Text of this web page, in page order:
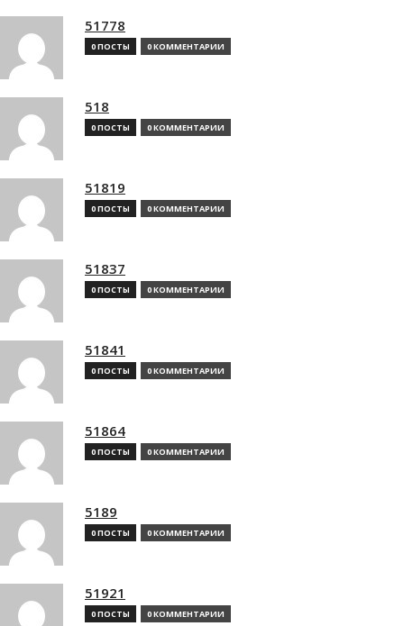
51778
0 ПОСТЫ 0 КОММЕНТАРИИ
518
0 ПОСТЫ 0 КОММЕНТАРИИ
51819
0 ПОСТЫ 0 КОММЕНТАРИИ
51837
0 ПОСТЫ 0 КОММЕНТАРИИ
51841
0 ПОСТЫ 0 КОММЕНТАРИИ
51864
0 ПОСТЫ 0 КОММЕНТАРИИ
5189
0 ПОСТЫ 0 КОММЕНТАРИИ
51921
0 ПОСТЫ 0 КОММЕНТАРИИ